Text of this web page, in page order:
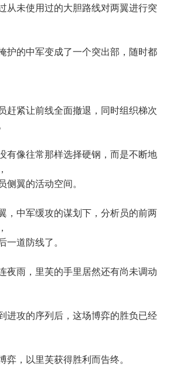
从未使用过的大胆路线对两翼进行突
的中军变成了一个突出部，随时都
紧让前线全面撤退，同时组织梯次
像往常那样选择硬钢，而是不断地
侧翼的活动空间。
中军缓攻的谋划下，分析员的前两
一道防线了。
雨，里芙的手里居然还有尚未调动
攻的序列后，这场博弈的胜负已经
，以里芙获得胜利而告终。